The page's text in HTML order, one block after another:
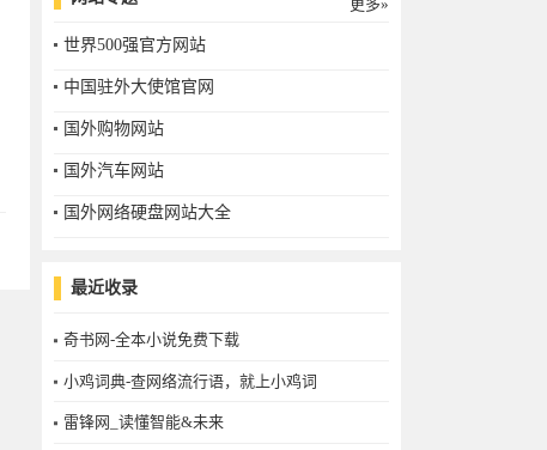
更多»
世界500强官方网站
中国驻外大使馆官网
国外购物网站
国外汽车网站
国外网络硬盘网站大全
最近收录
奇书网-全本小说免费下载
小鸡词典-查网络流行语，就上小鸡词
雷锋网_读懂智能&未来